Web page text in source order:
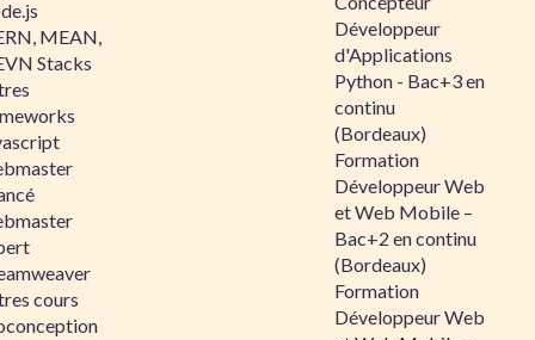
MEAN,
Stacks
cours
Développeur
d'Applications
Python - Bac+3 en
continu
(Bordeaux)
Formation
Développeur Web
et Web Mobile –
Bac+2 en continu
(Bordeaux)
Formation
Développeur Web